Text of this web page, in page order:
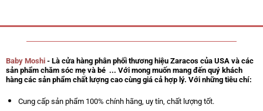
Baby Moshi- Là cửa hàng phân phối thương hiệu Zaracos của USA và các
sản phẩm chăm sóc mẹ và bé ... Với mong muốn mang đến quý khách
hàng các sản phẩm chất lượng cao cùng giá cả hợp lý. Với những tiêu chí:
Cung cấp sản phẩm 100% chính hãng, uy tín, chất lượng tốt.